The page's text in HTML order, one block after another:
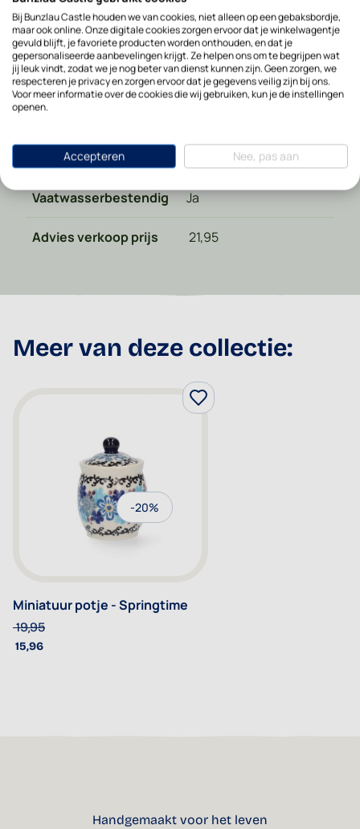
Diepte in cm 12.5
Hoogte in cm 5.3
Ovenbestendig
Vaatwasserbestendig Ja
Advies verkoop prijs 21,95
Meer van deze collectie:
-20%
Miniatuur potje - Springtime
15,96
19,95
Handgemaakt voor het leven
Bij Bunzlau Castle houden we van cookies, niet alleen op een gebaksbordje,
maar ook online. Onze digitale cookies zorgen ervoor dat je winkelwagentje
gevuld blijft, je favoriete producten worden onthouden, en dat je
gepersonaliseerde aanbevelingen krijgt. Ze helpen ons om te begrijpen wat
jij leuk vindt, zodat we je nog beter van dienst kunnen zijn. Geen zorgen, we
respecteren je privacy en zorgen ervoor dat je gegevens veilig zijn bij ons.
Voor meer informatie over de cookies die wij gebruiken, kun je de instellingen
openen.
Accepteren Nee, pas aan